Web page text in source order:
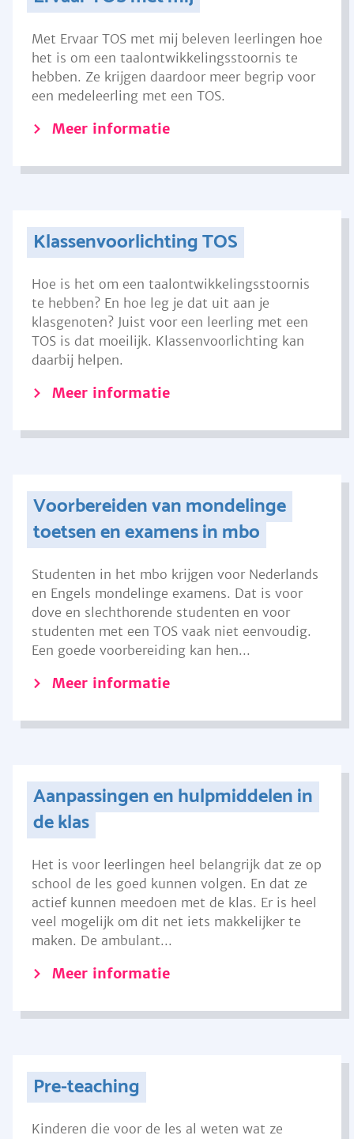
Met Ervaar TOS met mij beleven leerlingen hoe
het is om een taalontwikkelingsstoornis te
hebben. Ze krijgen daardoor meer begrip voor
een medeleerling met een TOS.
Meer informatie
Klassenvoorlichting TOS
Hoe is het om een taalontwikkelingsstoornis
te hebben? En hoe leg je dat uit aan je
klasgenoten? Juist voor een leerling met een
TOS is dat moeilijk. Klassenvoorlichting kan
daarbij helpen.
Meer informatie
Voorbereiden van mondelinge
toetsen en examens in mbo
Studenten in het mbo krijgen voor Nederlands
en Engels mondelinge examens. Dat is voor
dove en slechthorende studenten en voor
studenten met een TOS vaak niet eenvoudig.
Een goede voorbereiding kan hen...
Meer informatie
Aanpassingen en hulpmiddelen in
de klas
Het is voor leerlingen heel belangrijk dat ze op
school de les goed kunnen volgen. En dat ze
actief kunnen meedoen met de klas. Er is heel
veel mogelijk om dit net iets makkelijker te
maken. De ambulant...
Meer informatie
Pre-teaching
Kinderen die voor de les al weten wat ze